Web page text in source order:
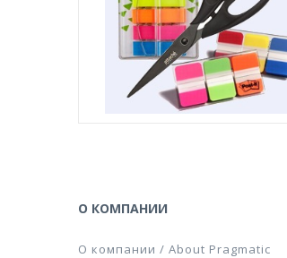
О КОМПАНИИ
О компании / About Pragmatic